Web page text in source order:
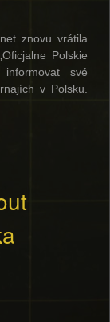
znovu vrátila
Polskie
své
v Polsku.